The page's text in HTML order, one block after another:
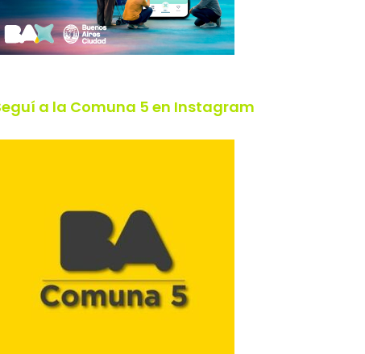
a la Comuna 5 en Instagram